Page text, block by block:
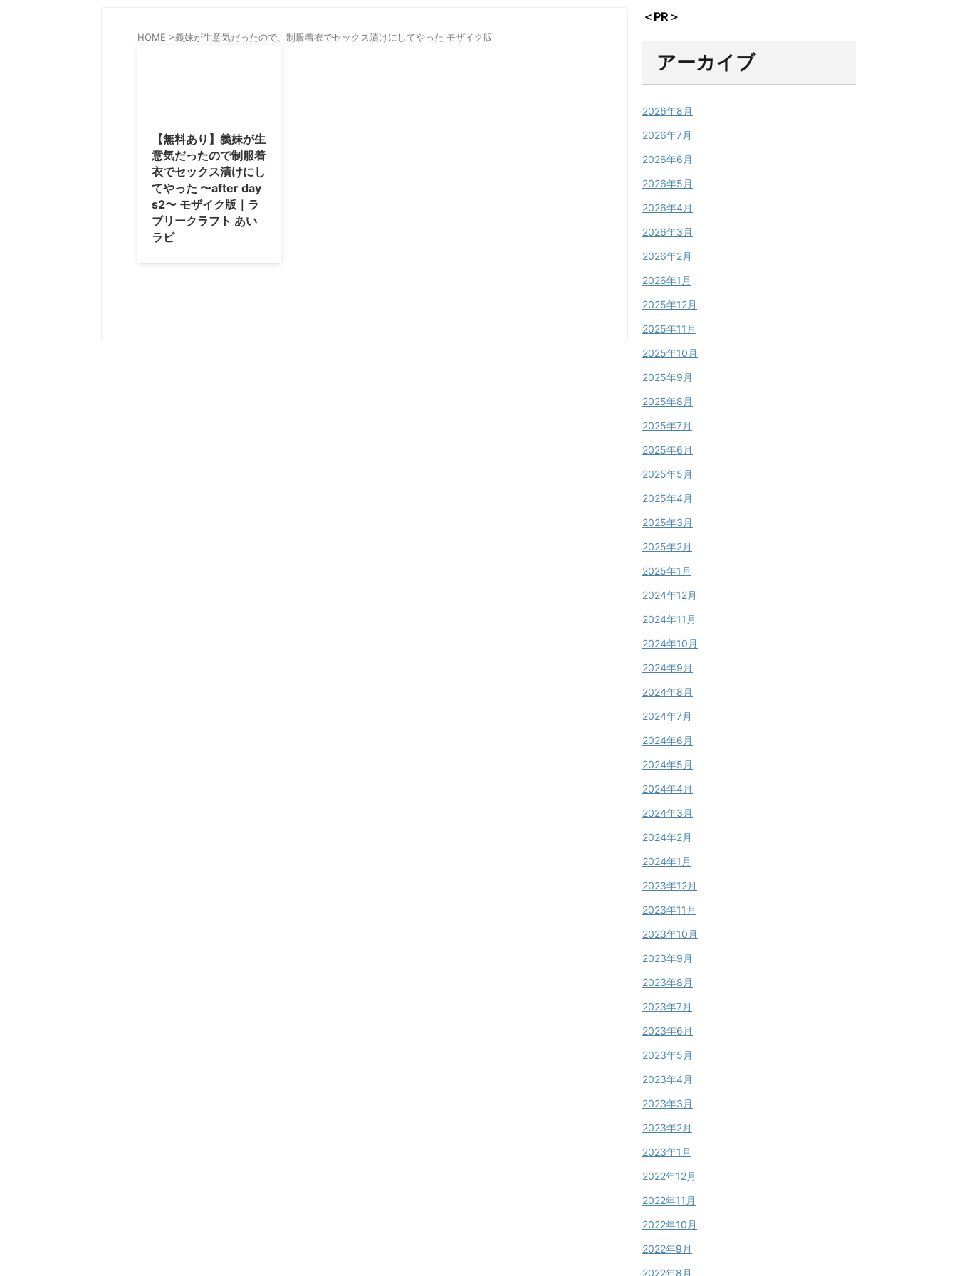
HOME >義妹が生意気だったので、制服着衣でセックス漬けにしてやった モザイク版
【無料あり】義妹が生
意気だったので制服着
衣でセックス漬けにし
てやった 〜after day
s2〜 モザイク版｜ラ
ブリークラフト あい
ラビ
＜PR＞
アーカイブ
2026年8月
2026年7月
2026年6月
2026年5月
2026年4月
2026年3月
2026年2月
2026年1月
2025年12月
2025年11月
2025年10月
2025年9月
2025年8月
2025年7月
2025年6月
2025年5月
2025年4月
2025年3月
2025年2月
2025年1月
2024年12月
2024年11月
2024年10月
2024年9月
2024年8月
2024年7月
2024年6月
2024年5月
2024年4月
2024年3月
2024年2月
2024年1月
2023年12月
2023年11月
2023年10月
2023年9月
2023年8月
2023年7月
2023年6月
2023年5月
2023年4月
2023年3月
2023年2月
2023年1月
2022年12月
2022年11月
2022年10月
2022年9月
2022年8月